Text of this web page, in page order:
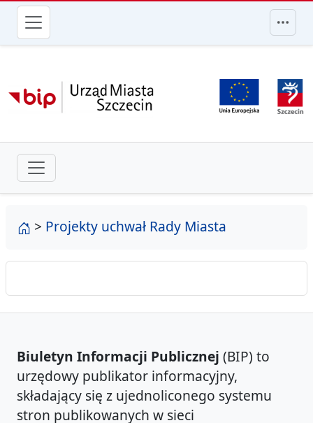
przejdź do głównego menu
strona główna
> Projekty uchwał Rady Miasta
Biuletyn Informacji Publicznej (BIP) to
urzędowy publikator informacyjny,
składający się z ujednoliconego systemu
stron publikowanych w sieci